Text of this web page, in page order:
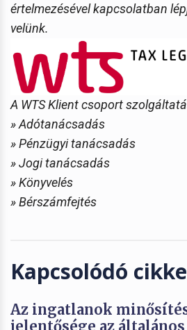
értelmezésével kapcsolatban
velünk.
A WTS Klient csoport
» Adótanácsadás
» Pénzügyi tanácsadás
» Jogi tanácsadás
» Könyvelés
» Bérszámfejtés
Kapcsolódó
Az ingatlanok
jelentősége az